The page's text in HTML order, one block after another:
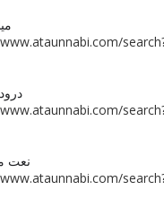
��
��